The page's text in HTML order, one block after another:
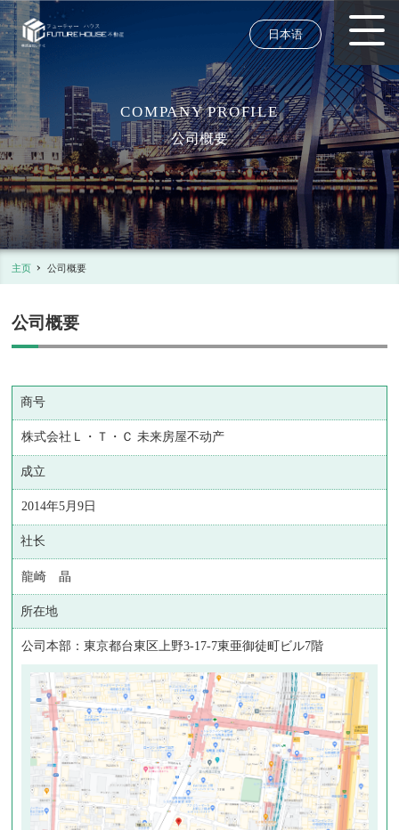
日本语
COMPANY PROFILE
公司概要
主页 公司概要
公司概要
商号
株式会社Ｌ・Ｔ・Ｃ 未来房屋不动产
成立
2014年5月9日
社长
龍崎 晶
所在地
公司本部：東京都台東区上野3-17-7東亜御徒町ビル7階